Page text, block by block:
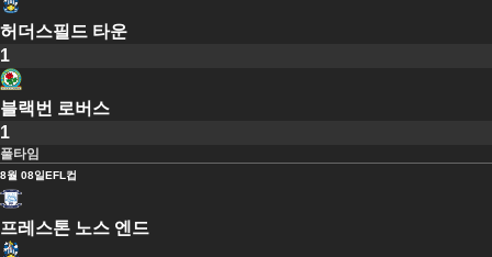
허더스필드 타운
1
블랙번 로버스
1
풀타임
8월 08일 EFL컵
프레스톤 노스 엔드